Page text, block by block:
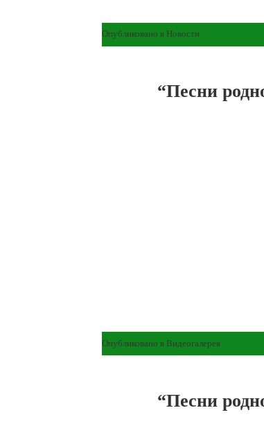
Опубликовано в Новости
“Песни
Опубликовано в Видеогалерея
“Песни